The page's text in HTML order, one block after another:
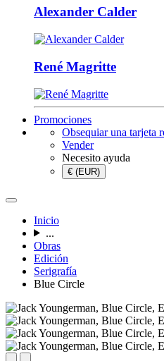
Alexander Calder
René Magritte
Promociones
Obsequiar una tarjeta
Vender
Necesito ayuda
€ (EUR)
Inicio
...
Obras
Edición
Serigrafía
Blue Circle